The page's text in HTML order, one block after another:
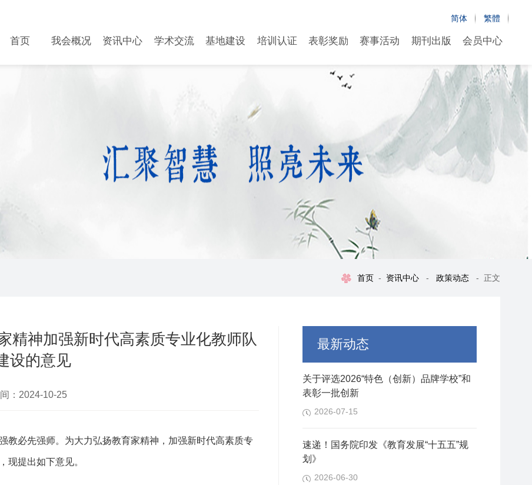
简体 繁體
首页
我会概况
资讯中心
学术交流
基地建设
培训认证
表彰奖励
赛事活动
期刊出版
会员中心
首页 - 资讯中心 - 政策动态 - 正文
精神加强新时代高素质专业化教师队
设的意见
间：2024-10-25
必先强师。为大力弘扬教育家精神，加强新时代高素质专
现提出如下意见。
最新动态
关于评选2026“特色（创新）品牌学校”和
表彰一批创新
2026-07-15
速递！国务院印发《教育发展“十五五”规
划》
2026-06-30